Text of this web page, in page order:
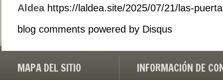
Aldea https://laldea.site/2025/07/21/las-
blog comments powered by Disqus
MAPA DEL SITIO INFORMACIÓN DE